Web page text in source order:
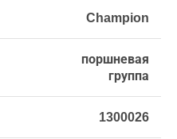
Champion
поршневая
группа
1300026